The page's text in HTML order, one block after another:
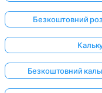
Безкоштовний
Безкоштовний